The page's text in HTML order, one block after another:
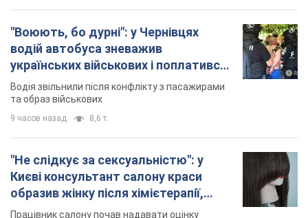
"Не слідкує за сексуальністю": у
Києві консультант салону краси
образив жінку після хімієтерапії,
розгорівся скандал. Фото
зовнішності жінки, сказавши, що вона носить
"чоловічу стрижку"
3 часа назад 12,5 т.